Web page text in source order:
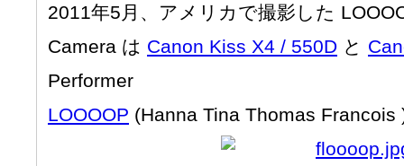
2011年5月、アメリカで撮影した
Camera は Canon Kiss X4 / 550D と
Performer
LOOOOP (Hanna Tina Thomas Francois